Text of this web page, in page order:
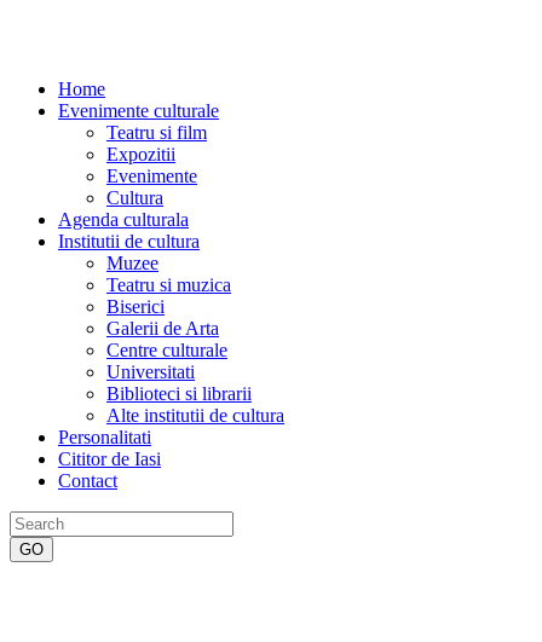
Home
Evenimente culturale
Teatru si film
Expozitii
Evenimente
Cultura
Agenda culturala
Institutii de cultura
Muzee
Teatru si muzica
Biserici
Galerii de Arta
Centre culturale
Universitati
Biblioteci si librarii
Alte institutii de cultura
Personalitati
Cititor de Iasi
Contact